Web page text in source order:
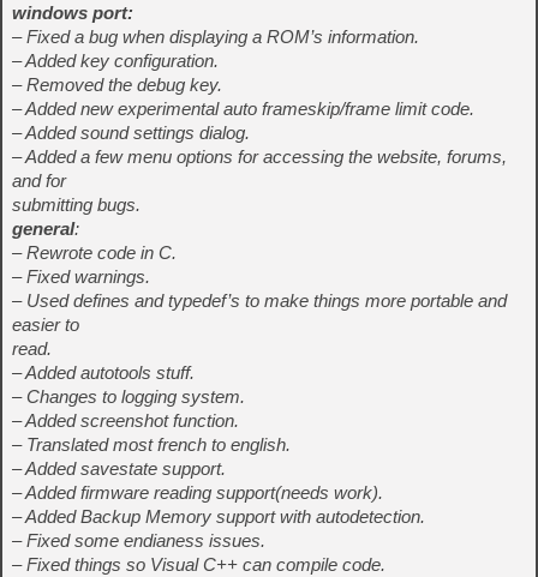
windows port:
– Fixed a bug when displaying a ROM’s information.
– Added key configuration.
– Removed the debug key.
– Added new experimental auto frameskip/frame limit code.
– Added sound settings dialog.
– Added a few menu options for accessing the website, forums,
and for
submitting bugs.
general:
– Rewrote code in C.
– Fixed warnings.
– Used defines and typedef’s to make things more portable and
easier to
read.
– Added autotools stuff.
– Changes to logging system.
– Added screenshot function.
– Translated most french to english.
– Added savestate support.
– Added firmware reading support(needs work).
– Added Backup Memory support with autodetection.
– Fixed some endianess issues.
– Fixed things so Visual C++ can compile code.